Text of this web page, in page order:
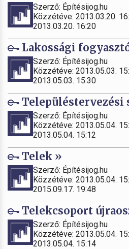
Szerző: Építésijog.hu
Közzétéve: 2013.03.20.
2013.03.20. 16:20
Lakossági
Szerző: Építésijog.hu
Közzétéve: 2013.05.03.
2013.05.03. 15:30
Településtervezési
Szerző: Építésijog.hu
Közzétéve: 2013.05.04.
2013.05.04. 15:12
Telek »
Szerző: Építésijog.hu
Közzétéve: 2013.05.04.
2015.09.17. 19:48
Telekcsoport
Szerző: Építésijog.hu
Közzétéve: 2013.05.04.
2013.05.04. 15:14